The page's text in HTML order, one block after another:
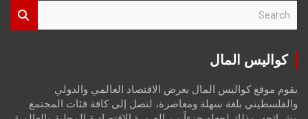
r
كواليس المال
يقوم موقع كواليس المال بعرض الاقتصاد العالمي والدولي
والفلسطيني بلغة سهلة ومعاصرة، لتصل إلى كافة فئات المجتمع